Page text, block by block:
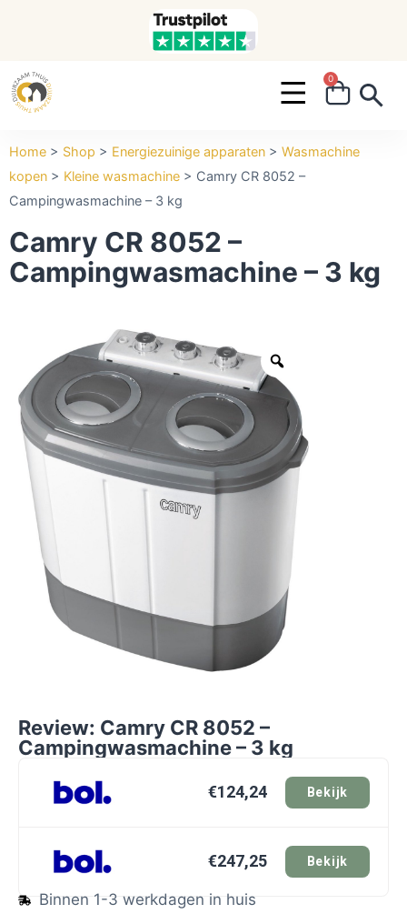
0
Home > Shop > Energiezuinige apparaten > Wasmachine
kopen > Kleine wasmachine > Camry CR 8052 –
Campingwasmachine – 3 kg
Camry CR 8052 –
Campingwasmachine – 3 kg
Review: Camry CR 8052 –
Campingwasmachine – 3 kg
€124,24 Bekijk
€247,25 Bekijk
Binnen 1-3 werkdagen in huis